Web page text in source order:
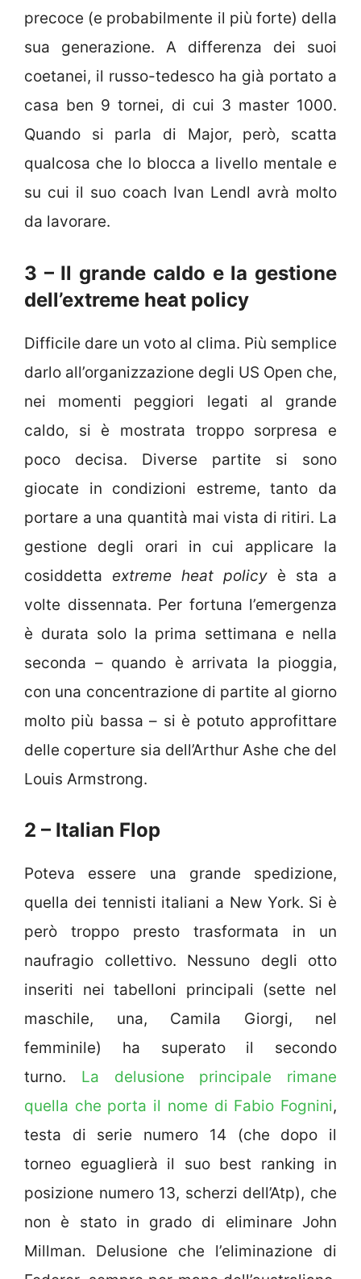
precoce (e probabilmente il più forte) della
sua generazione. A differenza dei suoi
coetanei, il russo-tedesco ha già portato a
casa ben 9 tornei, di cui 3 master 1000.
Quando si parla di Major, però, scatta
qualcosa che lo blocca a livello mentale e
su cui il suo coach Ivan Lendl avrà molto
da lavorare.
3 – Il grande caldo e la gestione
dell’extreme heat policy
Difficile dare un voto al clima. Più semplice
darlo all’organizzazione degli US Open che,
nei momenti peggiori legati al grande
caldo, si è mostrata troppo sorpresa e
poco decisa. Diverse partite si sono
giocate in condizioni estreme, tanto da
portare a una quantità mai vista di ritiri. La
gestione degli orari in cui applicare la
cosiddetta extreme heat policy è sta a
volte dissennata. Per fortuna l’emergenza
è durata solo la prima settimana e nella
seconda – quando è arrivata la pioggia,
con una concentrazione di partite al giorno
molto più bassa – si è potuto approfittare
delle coperture sia dell’Arthur Ashe che del
Louis Armstrong.
2 – Italian Flop
Poteva essere una grande spedizione,
quella dei tennisti italiani a New York. Si è
però troppo presto trasformata in un
naufragio collettivo. Nessuno degli otto
inseriti nei tabelloni principali (sette nel
maschile, una, Camila Giorgi, nel
femminile) ha superato il secondo
turno. La delusione principale rimane
quella che porta il nome di Fabio Fognini,
testa di serie numero 14 (che dopo il
torneo eguaglierà il suo best ranking in
posizione numero 13, scherzi dell’Atp), che
non è stato in grado di eliminare John
Millman. Delusione che l’eliminazione di